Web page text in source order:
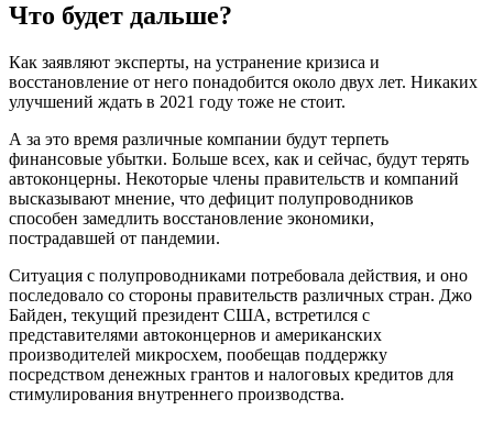
Что будет дальше?
Как заявляют эксперты, на устранение кризиса и
восстановление от него понадобится около двух лет. Никаких
улучшений ждать в 2021 году тоже не стоит.
А за это время различные компании будут терпеть
финансовые убытки. Больше всех, как и сейчас, будут терять
автоконцерны. Некоторые члены правительств и компаний
высказывают мнение, что дефицит полупроводников
способен замедлить восстановление экономики,
пострадавшей от пандемии.
Ситуация с полупроводниками потребовала действия, и оно
последовало со стороны правительств различных стран. Джо
Байден, текущий президент США, встретился с
представителями автоконцернов и американских
производителей микросхем, пообещав поддержку
посредством денежных грантов и налоговых кредитов для
стимулирования внутреннего производства.